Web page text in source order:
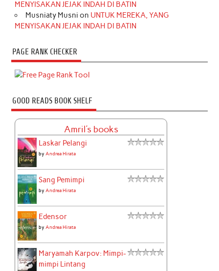
MENYISAKAN JEJAK INDAH DI BATIN
Musniaty Musni on UNTUK MEREKA, YANG
MENYISAKAN JEJAK INDAH DI BATIN
PAGE RANK CHECKER
GOOD READS BOOK SHELF
Amril's books
Laskar Pelangi
byAndrea Hirata
Sang Pemimpi
byAndrea Hirata
Edensor
byAndrea Hirata
Maryamah Karpov: Mimpi-
mimpi Lintang